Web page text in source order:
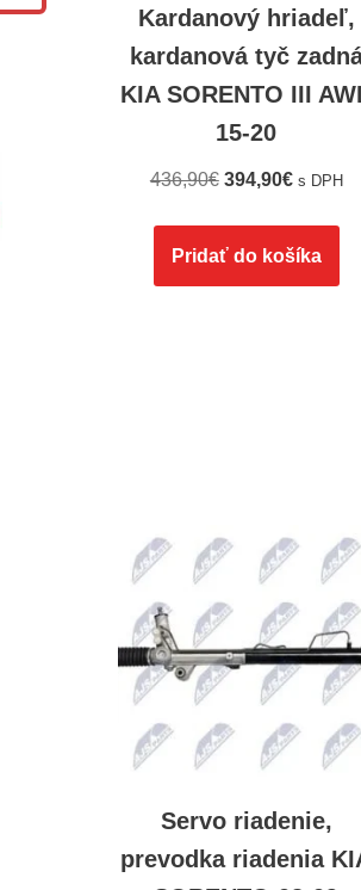
Kardanový hriadeľ,
kardanová tyč
KIA SORENTO III
15-20
436,90€ 394,90€ s DPH
Pridať do košíka
Servo riadenie,
prevodka riadenia